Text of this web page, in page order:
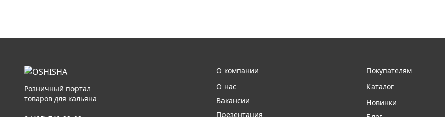
Розничный портал
товаров для кальяна
О компании
О нас
Вакансии
Презентация
Покупателям
Каталог
Новинки